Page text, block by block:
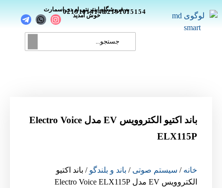
به فروشگاه اینترنتی ام دی اسمارت
خوش آمدید
02191014146_
02191015154
باند اکتیو الکتروویس EV مدل Electro Voice
ELX115P
خانه/سیستم صوتی /باند و بلندگو/ باند اکتیو
الکتروویس EV مدل Electro Voice ELX115P